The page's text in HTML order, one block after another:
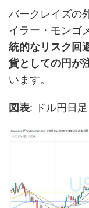
バークレイズの
イラー・モンゴ
統的なリスク回
貨としての円が
います。
図表: ドル円日足